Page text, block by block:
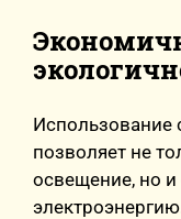
Использование
позволяет не
освещение, но